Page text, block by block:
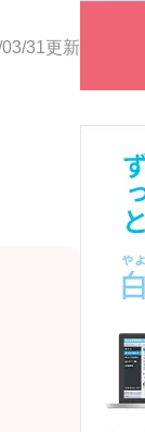
31更新